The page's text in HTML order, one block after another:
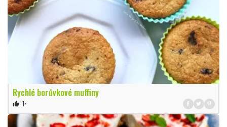
Rychlé borůvkové muffiny
thumb_up 1×